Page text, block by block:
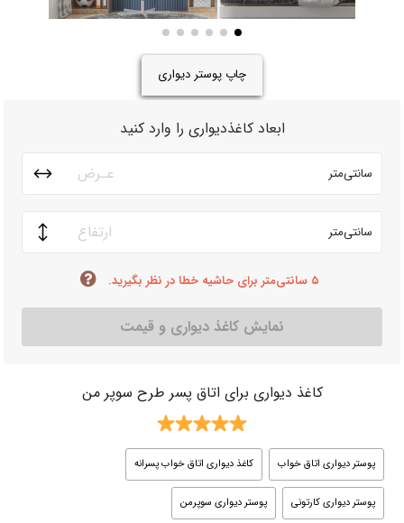
چاپ پوستر دیواری
ابعاد کاغذدیواری را وارد کنید
سانتی‌متر
سانتی‌متر
۵ سانتی‌متر برای حاشیه خطا در نظر بگیرید.
نمایش کاغذ دیواری و قیمت
کاغذ دیواری برای اتاق پسر طرح سوپر من
پوستر دیواری اتاق خواب کاغذ دیواری اتاق خواب پسرانه
پوستر دیواری کارتونی پوستر دیواری سوپرمن